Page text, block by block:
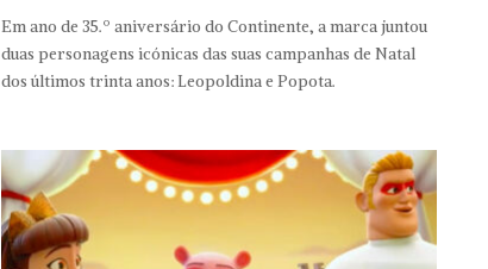
Em ano de 35.º aniversário do Continente, a marca juntou
duas personagens icónicas das suas campanhas de Natal
dos últimos trinta anos: Leopoldina e Popota.